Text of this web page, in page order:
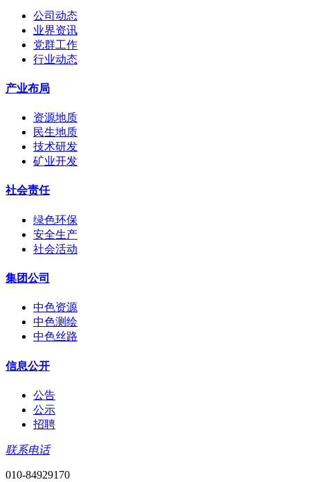
公司动态
业界资讯
党群工作
行业动态
产业布局
资源地质
民生地质
技术研发
矿业开发
社会责任
绿色环保
安全生产
社会活动
集团公司
中色资源
中色测绘
中色丝路
信息公开
公告
公示
招聘
联系电话
010-84929170